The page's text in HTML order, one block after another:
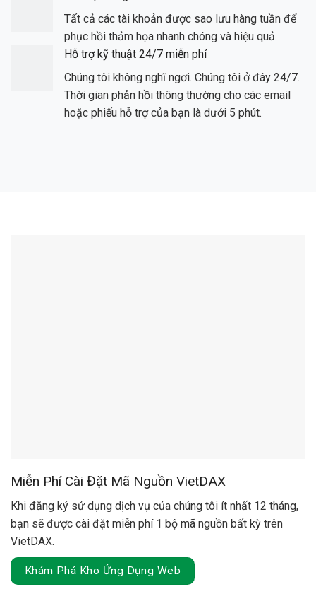
Tất cả các tài khoản được sao lưu hàng tuần để
phục hồi thảm họa nhanh chóng và hiệu quả.
Hỗ trợ kỹ thuật 24/7 miễn phí
Chúng tôi không nghĩ ngơi. Chúng tôi ở đây 24/7.
Thời gian phản hồi thông thường cho các email
hoặc phiếu hỗ trợ của bạn là dưới 5 phút.
Miễn Phí Cài Đặt Mã Nguồn VietDAX
Khi đăng ký sử dụng dịch vụ của chúng tôi ít nhất 12 tháng,
bạn sẽ được cài đặt miễn phí 1 bộ mã nguồn bất kỳ trên
VietDAX.
Khám Phá Kho Ứng Dụng Web